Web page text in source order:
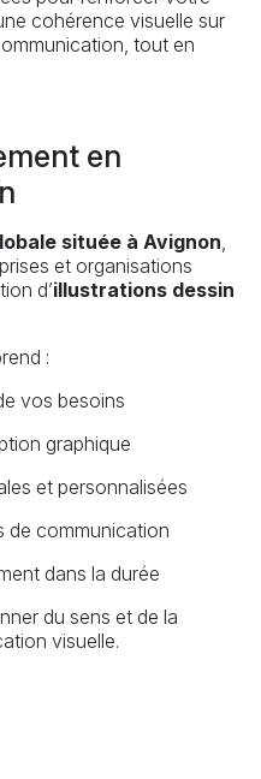
cohérence visuelle sur
tout en
en
située à Avignon
et organisations
d’illustrations dessin
:
vos besoins
graphique
et personnalisées
de communication
dans la durée
du sens et de la
visuelle.